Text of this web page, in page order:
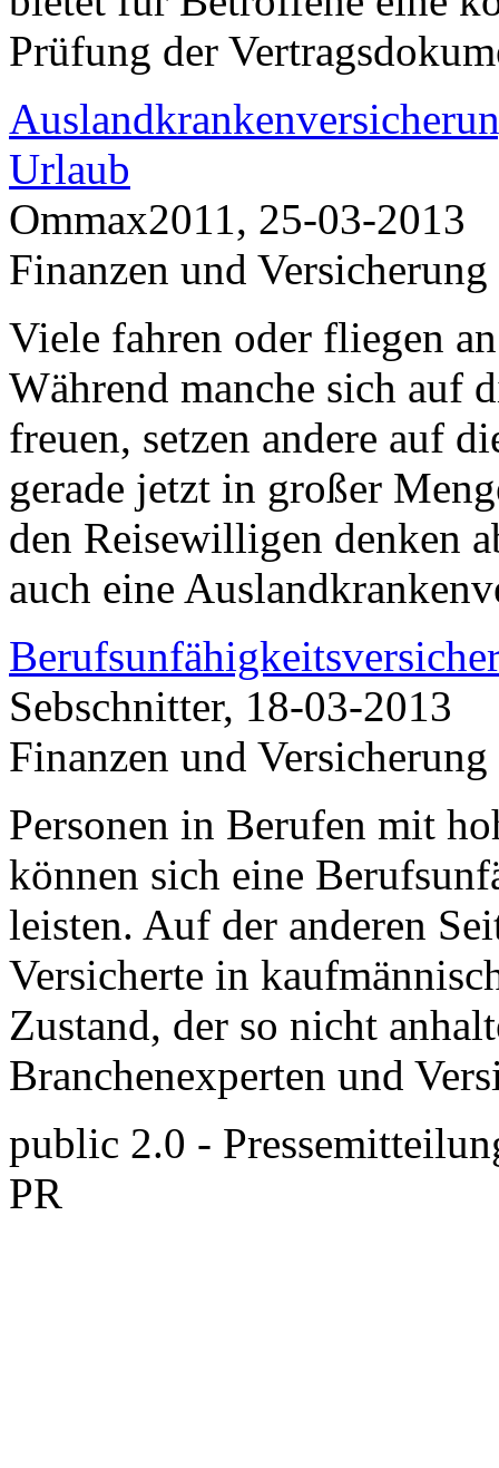
Prüfung der
Urlaub
Ommax2011, 25-03-2013
Finanzen und Versicherung
Viele fahren oder fliegen
Während manche sich auf
freuen, setzen andere auf
gerade jetzt in großer
den Reisewilligen denken
auch eine
Sebschnitter, 18-03-2013
Finanzen und Versicherung
Personen in Berufen mit
können sich eine
leisten. Auf der anderen
Versicherte in
Zustand, der so nicht
Branchenexperten und
public 2.0 -
PR